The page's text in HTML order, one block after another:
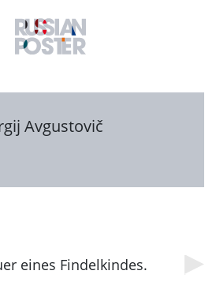
Avgustovič
eines Findelkindes.